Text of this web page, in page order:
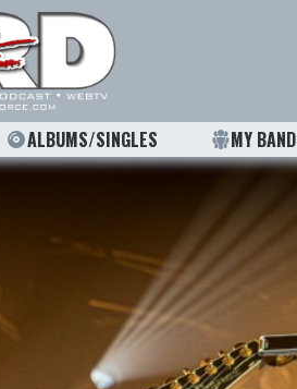
ALBUMS/SINGLES MY BAND